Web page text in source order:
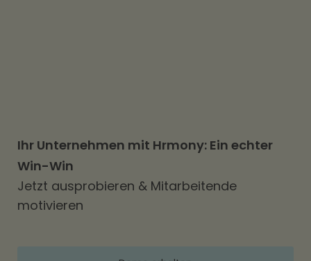
Ihr Unternehmen mit Hrmony: Ein echter
Win-Win
Jetzt ausprobieren & Mitarbeitende
motivieren